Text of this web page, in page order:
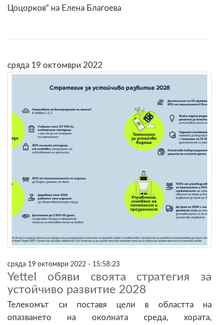
Цоцорков“ на Елена Благоева
сряда 19 октомври 2022
сряда 19 октомври 2022 - 15:58:23
Yettel обяви своята стратегия за
устойчиво развитие 2028
Телекомът си поставя цели в областта на
опазването на околната среда, хората,